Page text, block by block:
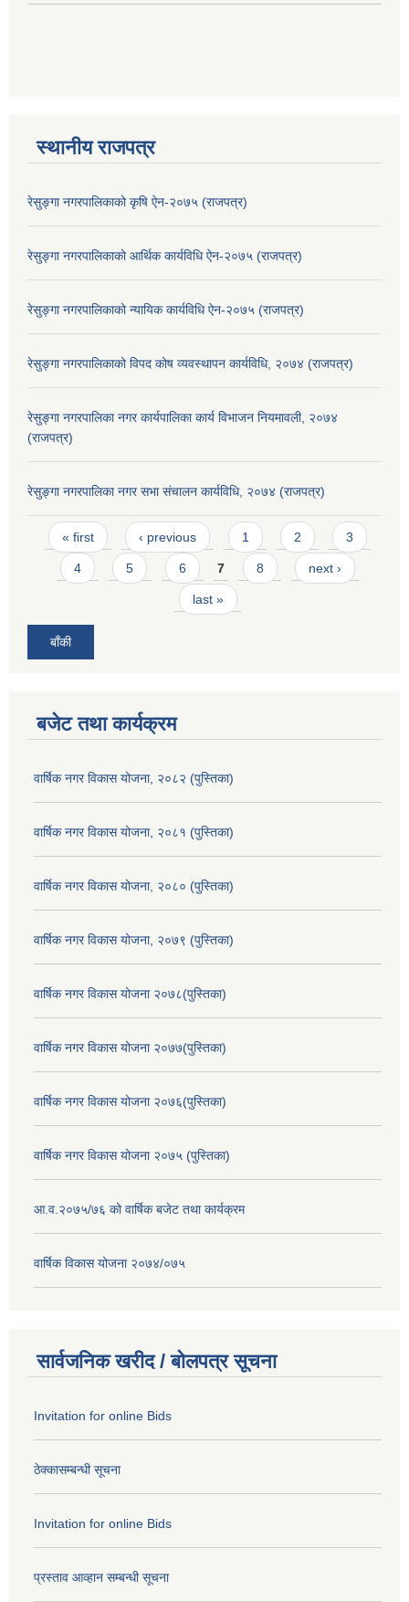
स्थानीय राजपत्र
रेसुङ्गा नगरपालिकाको कृषि ऐन-२०७५ (राजपत्र)
रेसुङ्गा नगरपालिकाको आर्थिक कार्यविधि ऐन-२०७५ (राजपत्र)
रेसुङ्गा नगरपालिकाको न्यायिक कार्यविधि ऐन-२०७५ (राजपत्र)
रेसुङ्गा नगरपालिकाको विपद कोष व्यवस्थापन कार्यविधि, २०७४ (राजपत्र)
रेसुङ्गा नगरपालिका नगर कार्यपालिका कार्य विभाजन नियमावली, २०७४
(राजपत्र)
रेसुङ्गा नगरपालिका नगर सभा संचालन कार्यविधि, २०७४ (राजपत्र)
Pages
« first ‹ previous 1 2 3
4 5 6 7 8 next ›
last »
बाँकी
बजेट तथा कार्यक्रम
वार्षिक नगर विकास योजना, २०८२ (पुस्तिका)
वार्षिक नगर विकास योजना, २०८१ (पुस्तिका)
वार्षिक नगर विकास योजना, २०८० (पुस्तिका)
वार्षिक नगर विकास योजना, २०७९ (पुस्तिका)
वार्षिक नगर विकास योजना २०७८(पुस्तिका)
वार्षिक नगर विकास योजना २०७७(पुस्तिका)
वार्षिक नगर विकास योजना २०७६(पुस्तिका)
वार्षिक नगर विकास योजना २०७५ (पुस्तिका)
आ.व.२०७५/७६ को वार्षिक बजेट तथा कार्यक्रम
वार्षिक विकास योजना २०७४/०७५
सार्वजनिक खरीद / बोलपत्र सूचना
Invitation for online Bids
ठेक्कासम्बन्धी सूचना
Invitation for online Bids
प्रस्ताव आव्हान सम्बन्धी सूचना